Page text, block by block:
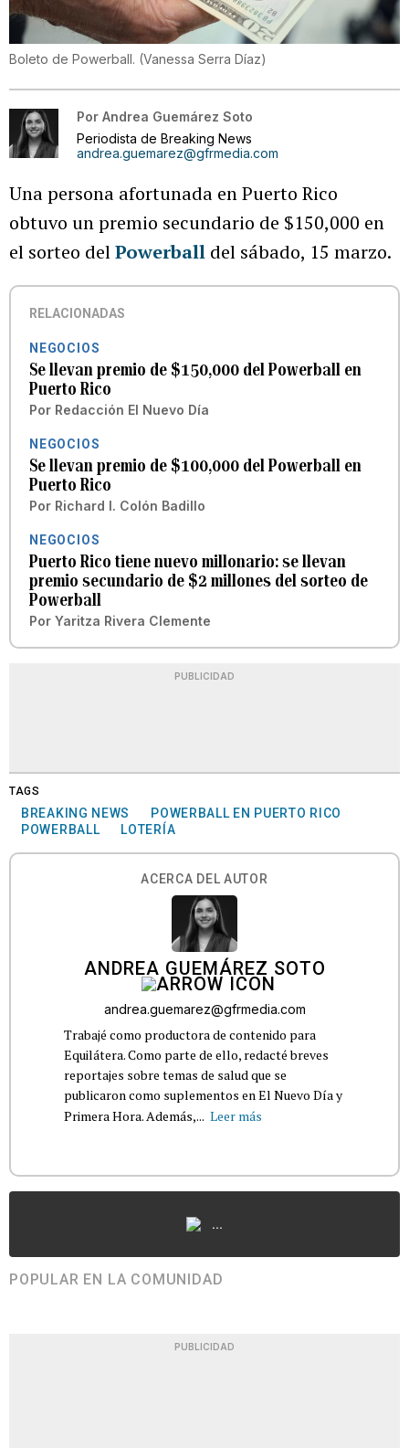
Boleto de Powerball. (Vanessa Serra Díaz)
Por Andrea Guemárez Soto
Periodista de Breaking News
andrea.guemarez@gfrmedia.com
Una persona afortunada en Puerto Rico
obtuvo un premio secundario de $150,000 en
el sorteo delPowerball del sábado, 15 marzo.
RELACIONADAS
NEGOCIOS
Se llevan premio de $150,000 del Powerball en
Puerto Rico
Por Redacción El Nuevo Día
NEGOCIOS
Se llevan premio de $100,000 del Powerball en
Puerto Rico
Por Richard I. Colón Badillo
NEGOCIOS
Puerto Rico tiene nuevo millonario: se llevan
premio secundario de $2 millones del sorteo de
Powerball
Por Yaritza Rivera Clemente
PUBLICIDAD
TAGS
BREAKING NEWS
POWERBALL EN PUERTO RICO
POWERBALL
LOTERÍA
ACERCA DEL AUTOR
ANDREA GUEMÁREZ SOTO
andrea.guemarez@gfrmedia.com
Trabajé como productora de contenido para
Equilátera. Como parte de ello, redacté breves
reportajes sobre temas de salud que se
publicaron como suplementos en El Nuevo Día y
Primera Hora. Además,... Leer más
...
POPULAR EN LA COMUNIDAD
PUBLICIDAD